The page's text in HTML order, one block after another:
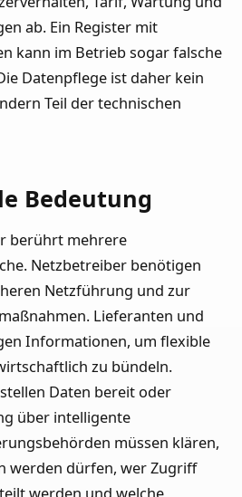
ab. Ein Register mit
kann im Betrieb sogar falsche
Datenpflege ist daher kein
Teil der technischen
Bedeutung
berührt mehrere
Netzbetreiber benötigen
Netzführung und zur
Lieferanten und
Informationen, um flexible
zu bündeln.
Daten bereit oder
über intelligente
müssen klären,
werden dürfen, wer Zugriff